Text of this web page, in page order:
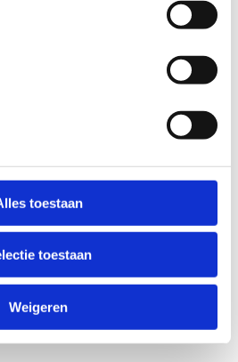
toestaan
toestaan
Weigeren
bij het ophalen
de data.